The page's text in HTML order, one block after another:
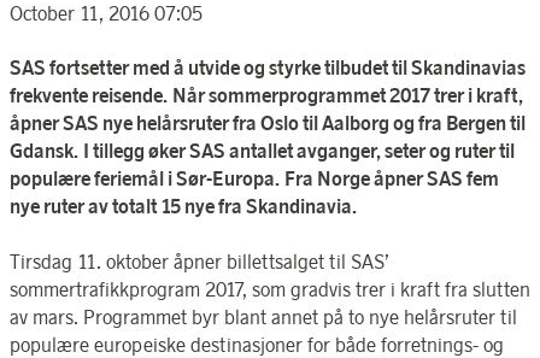
October 11, 2016 07:05
SAS fortsetter med å utvide og styrke tilbudet til Skandinavias
frekvente reisende. Når sommerprogrammet 2017 trer i kraft,
åpner SAS nye helårsruter fra Oslo til Aalborg og fra Bergen til
Gdansk. I tillegg øker SAS antallet avganger, seter og ruter til
populære feriemål i Sør-Europa. Fra Norge åpner SAS fem
nye ruter av totalt 15 nye fra Skandinavia.
Tirsdag 11. oktober åpner billettsalget til SAS’
sommertrafikkprogram 2017, som gradvis trer i kraft fra slutten
av mars. Programmet byr blant annet på to nye helårsruter til
populære europeiske destinasjoner for både forretnings- og